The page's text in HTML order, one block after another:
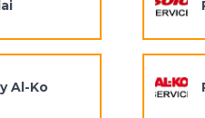
Al-Ko